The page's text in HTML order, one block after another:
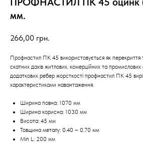
мм.
266,00 грн.
Профнастил ПК 45 використовується як перекриття
скатних дахів житлових, комерційних та
додаткових ребер жорсткості профнастил ПК 45
характеристиками навантаження.
Ширина повна: 1070 мм
Ширина корисна: 1030 мм
Висота: 45 мм
Товщина металу: 0,40 – 0,70 мм
Min L: 200 мм